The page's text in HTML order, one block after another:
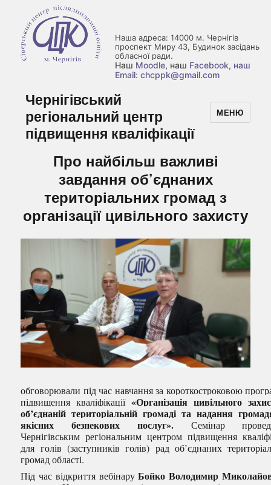
Наша адреса: 14000 м. Чернігів
проспект Миру 43, Будинок засідань
обласної ради.
Наш Moodle, наш Facebook, наш
Email: chcppk@gmail.com
Чернігівський
регіональний центр
підвищення кваліфікації
МЕНЮ
Про найбільш важливі
завдання об’єднаних
територіальних громад з
організації цивільного захисту
обговорювали під час навчання за короткостроковою
підвищення кваліфікації«Організація цивільного
об’єднаній територіальній громаді та надання
якісних безпекових послуг».Семінар
Чернігівським регіональним центром підвищення
для голів (заступників голів) рад об’єднаних
громад області.
Під час відкриття вебінаруБойко Володимир